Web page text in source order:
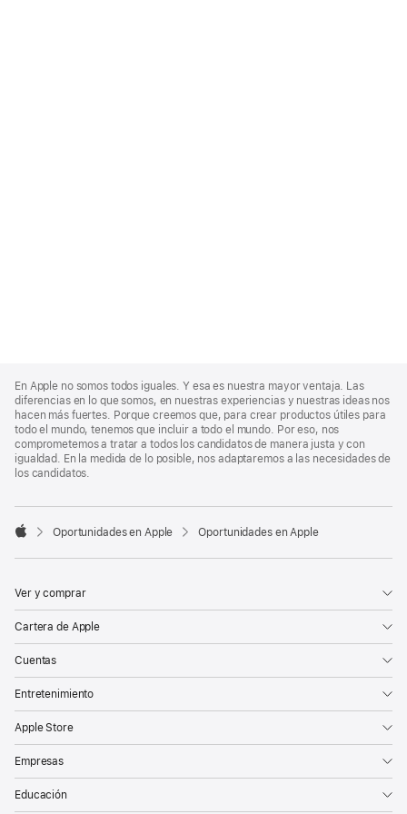
Footer
En Apple no somos todos iguales. Y esa es nuestra mayor ventaja. Las
diferencias en lo que somos, en nuestras experiencias y nuestras ideas nos
hacen más fuertes. Porque creemos que, para crear productos útiles para
todo el mundo, tenemos que incluir a todo el mundo. Por eso, nos
comprometemos a tratar a todos los candidatos de manera justa y con
igualdad. En la medida de lo posible, nos adaptaremos a las necesidades de
los candidatos.

Oportunidades en Apple Oportunidades en Apple
Ver y comprar
Cartera de Apple
Cuentas
Entretenimiento
Apple Store
Empresas
Educación